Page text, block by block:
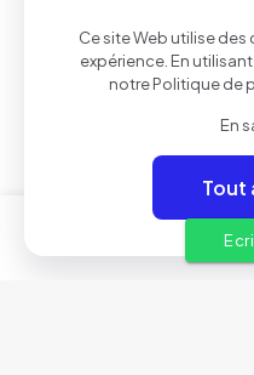
Nos
Ce site Web utilise
expérience. En
notrePolitique de
En
Tout